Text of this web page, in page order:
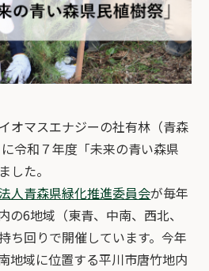
オマスエナジーの社有林（青森
令和７年度「未来の青い森県
した。
人青森県緑化推進委員会が毎年
の6地域（東青、中南、西北、
ち回りで開催しています。今年
地域に位置する平川市唐竹地内